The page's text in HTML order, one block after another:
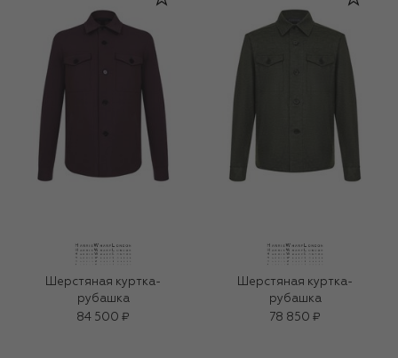
Шерстяная куртка-
рубашка
84 500 ₽
Шерстяная куртка-
рубашка
78 850 ₽